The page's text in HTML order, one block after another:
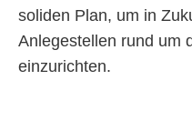
soliden Plan, um in
Anlegestellen rund um
einzurichten.